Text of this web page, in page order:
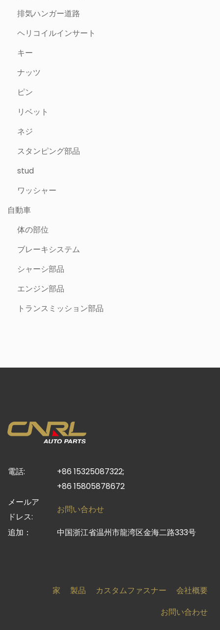
排気ハンガー道路
ヘリコイルインサート
キー
ナッツ
ピン
リベット
ネジ
スタンピング部品
stud
ワッシャー
自動車
体の部位
ブレーキシステム
シャーシ部品
エンジン部品
トランスミッション部品
電話:
+86 15325087322;
+86 15805878672
メールア
ドレス:
お問い合わせ
追加： 中国浙江省温州市龍湾区金海二路333号
家 製品 カスタムファスナー
会社概要
お問い合わせ